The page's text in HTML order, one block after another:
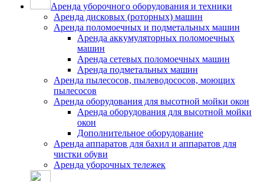
Аренда уборочного оборудования и техники
Аренда дисковых (роторных) машин
Аренда поломоечных и подметальных машин
Аренда аккумуляторных поломоечных
машин
Аренда сетевых поломоечных машин
Аренда подметальных машин
Аренда пылесосов, пылеводососов, моющих
пылесосов
Аренда оборудования для высотной мойки окон
Аренда оборудования для высотной мойки
окон
Дополнительное оборудование
Аренда аппаратов для бахил и аппаратов для
чистки обуви
Аренда уборочных тележек